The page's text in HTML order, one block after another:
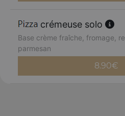
crémeuse solo
Base crème fraîche, fromage,
parmesan
8.90€